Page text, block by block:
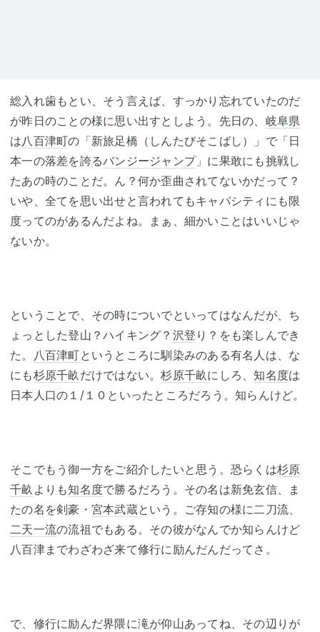
総入れ歯もとい、そう言えば、すっかり忘れていたのだ
が昨日のことの様に思い出すとしよう。先日の、 岐阜県
は八百津町の「新旅足橋（しんたびそこばし）」で「日
本一の落差を誇るバンジージャンプ」に果敢にも挑戦し
たあの時のことだ。ん？何か歪曲されてないかだって？
いや、全てを思い出せと言われてもキャパシティにも限
度ってのがあるんだよね。まぁ、細かいことはいいじゃ
ないか。
ということで、その時についでといってはなんだが、ち
ょっとした登山？ハイキング？ 沢登 り？をも楽しんでき
た。
八百津町というところに馴染みのある有名人は、な
にも杉原千畝 だけではない。杉原千畝にしろ、知名度は
日本人口の１/１０といったところだろう。知らんけど。
そこでもう御一方をご紹介したいと思う。恐らくは杉原
千畝 よりも知名度で勝るだろう。その名は新免玄信、ま
たの名を剣豪・ 宮本武蔵という。ご存知の様に二刀流、
二天一流の流祖でもある。その彼がなんでか知らんけど
八百津までわざわざ来て修行に励んだんだってさ。
で、修行に励んだ界隈に滝が仰山あってね、その辺りが